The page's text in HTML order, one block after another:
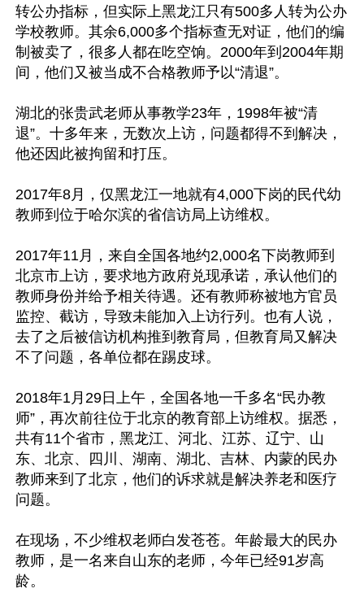
转公办指标，但实际上黑龙江只有500多人转为公办
学校教师。其余6,000多个指标查无对证，他们的编
制被卖了，很多人都在吃空饷。2000年到2004年期
间，他们又被当成不合格教师予以“清退”。
湖北的张贵武老师从事教学23年，1998年被“清
退”。十多年来，无数次上访，问题都得不到解决，
他还因此被拘留和打压。
2017年8月，仅黑龙江一地就有4,000下岗的民代幼
教师到位于哈尔滨的省信访局上访维权。
2017年11月，来自全国各地约2,000名下岗教师到
北京市上访，要求地方政府兑现承诺，承认他们的
教师身份并给予相关待遇。还有教师称被地方官员
监控、截访，导致未能加入上访行列。也有人说，
去了之后被信访机构推到教育局，但教育局又解决
不了问题，各单位都在踢皮球。
2018年1月29日上午，全国各地一千多名“民办教
师”，再次前往位于北京的教育部上访维权。据悉，
共有11个省市，黑龙江、河北、江苏、辽宁、山
东、北京、四川、湖南、湖北、吉林、内蒙的民办
教师来到了北京，他们的诉求就是解决养老和医疗
问题。
在现场，不少维权老师白发苍苍。年龄最大的民办
教师，是一名来自山东的老师，今年已经91岁高
龄。